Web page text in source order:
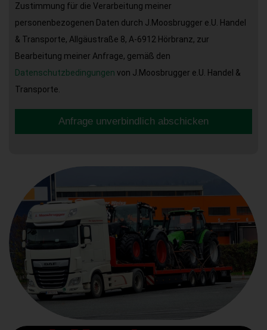
Zustimmung für die Verarbeitung meiner
personenbezogenen Daten durch J.Moosbrugger e.U. Handel
& Transporte, Allgäustraße 8, A-6912 Hörbranz, zur
Bearbeitung meiner Anfrage, gemäß den
Datenschutzbedingungen von J.Moosbrugger e.U. Handel &
Transporte.
Anfrage unverbindlich abschicken